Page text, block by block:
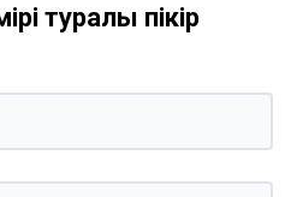
туралы пікір